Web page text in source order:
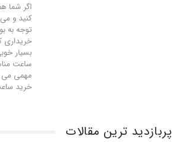
اگر شما
کنید و
توجه به
خریداری
بسیار
ساعت
مهمی می
خرید
پربازدید ترین مقالات